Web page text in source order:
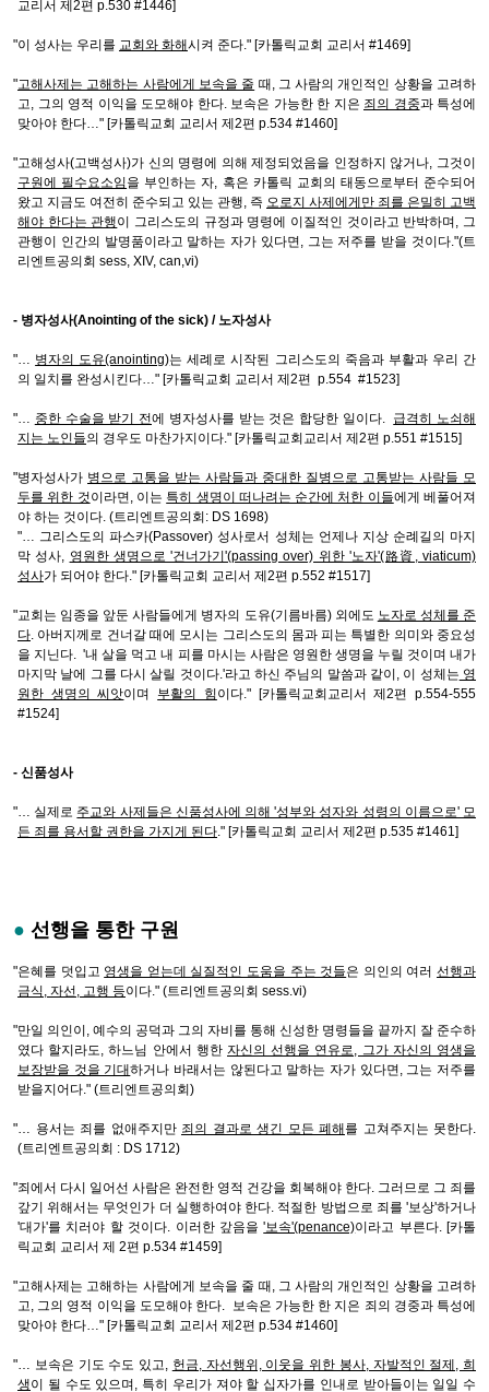
교리서 제2편 p.530 #1446]
"이 성사는 우리를 교회와 화해시켜 준다." [카톨릭교회 교리서 #1469]
"고해사제는 고해하는 사람에게 보속을 줄 때, 그 사람의 개인적인 상황을 고려하
고, 그의 영적 이익을 도모해야 한다. 보속은 가능한 한 지은 죄의 경중과 특성에
맞아야 한다…" [카톨릭교회 교리서 제2편 p.534 #1460]
"고해성사(고백성사)가 신의 명령에 의해 제정되었음을 인정하지 않거나, 그것이
구원에 필수요소임 을 부인하는 자, 혹은 카톨릭 교회의 태동으로부터 준수되어
왔고 지금도 여전히 준수되고 있는 관행, 즉 오로지 사제에게만 죄를 은밀히 고백
해야 한다는 관행이 그리스도의 규정과 명령에 이질적인 것이라고 반박하며, 그
관행이 인간의 발명품이라고 말하는 자가 있다면, 그는 저주를 받을 것이다."(트
리엔트공의회 sess, XIV, can,vi)
- 병자성사(Anointing of the sick) / 노자성사
"… 병자의 도유(anointing)는 세례로 시작된 그리스도의 죽음과 부활과 우리 간
의 일치를 완성시킨다…" [카톨릭교회 교리서 제2편 p.554 #1523]
"… 중한 수술을 받기 전에 병자성사를 받는 것은 합당한 일이다. 급격히 노쇠해
지는 노인들의 경우도 마찬가지이다." [카톨릭교회교리서 제2편 p.551 #1515]
"병자성사가 병으로 고통을 받는 사람들과 중대한 질병으로 고통받는 사람들 모
두를 위한 것이라면, 이는 특히 생명이 떠나려는 순간에 처한 이들에게 베풀어져
야 하는 것이다. (트리엔트공의회: DS 1698)
"… 그리스도의 파스카(Passover) 성사로서 성체는 언제나 지상 순례길의 마지
막 성사, 영원한 생명으로 '건너가기'(passing over) 위한 '노자'(路資, viaticum)
성사가 되어야 한다." [카톨릭교회 교리서 제2편 p.552 #1517]
"교회는 임종을 앞둔 사람들에게 병자의 도유(기름바름) 외에도 노자로 성체를 준
다. 아버지께로 건너갈 때에 모시는 그리스도의 몸과 피는 특별한 의미와 중요성
을 지닌다. '내 살을 먹고 내 피를 마시는 사람은 영원한 생명을 누릴 것이며 내가
마지막 날에 그를 다시 살릴 것이다.'라고 하신 주님의 말씀과 같이, 이 성체는 영
원한 생명의 씨앗이며 부활의 힘 이다." [카톨릭교회교리서 제2편 p.554-555
#1524]
- 신품성사
"… 실제로 주교와 사제들은 신품성사에 의해 '성부와 성자와 성령의 이름으로' 모
든 죄를 용서할 권한을 가지게 된다." [카톨릭교회 교리서 제2편 p.535 #1461]
● 선행을 통한 구원
"은혜를 덧입고 영생을 얻는데 실질적인 도움을 주는 것들은 의인의 여러선행과
금식, 자선, 고행 등이다." (트리엔트공의회 sess.vi)
"만일 의인이, 예수의 공덕과 그의 자비를 통해 신성한 명령들을 끝까지 잘 준수하
였다 할지라도, 하느님 안에서 행한 자신의 선행을 연유로, 그가 자신의 영생을
보장받을 것을 기대하거나 바래서는 않된다고 말하는 자가 있다면, 그는 저주를
받을지어다." (트리엔트공의회)
"… 용서는 죄를 없애주지만 죄의 결과로 생긴 모든 폐해 를 고쳐주지는 못한다.
(트리엔트공의회 : DS 1712)
"죄에서 다시 일어선 사람은 완전한 영적 건강을 회복해야 한다. 그러므로 그 죄를
갚기 위해서는 무엇인가 더 실행하여야 한다. 적절한 방법으로 죄를 '보상'하거나
'대가'를 치러야 할 것이다. 이러한 갚음을'보속'(penance)이라고 부른다. [카톨
릭교회 교리서 제 2편 p.534 #1459]
"고해사제는 고해하는 사람에게 보속을 줄 때, 그 사람의 개인적인 상황을 고려하
고, 그의 영적 이익을 도모해야 한다. 보속은 가능한 한 지은 죄의 경중과 특성에
맞아야 한다…" [카톨릭교회 교리서 제2편 p.534 #1460]
"… 보속은 기도 수도 있고, 헌금, 자선행위, 이웃을 위한 봉사, 자발적인 절제, 희
생이 될 수도 있으며, 특히 우리가 져야 할 십자가를 인내로 받아들이는 일일 수